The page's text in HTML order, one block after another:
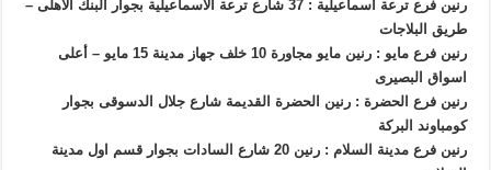
رنين فرع ترعة اسماعيلية : 37 شارع ترعة الاسماعيلية بجوار البنك الاهلى –
طريق البلاجات
رنين فرع مايو : رنين مايو مجاورة 10 خلف جهاز مدينة 15 مايو – أعلى
اسواق البصيرى
رنين فرع الحضرة : رنين الحضرة القديمة شارع جلال الدسوقى بجوار
كومباوند البركة
رنين فرع مدينة السلام : رنين 20 شارع السادات بجوار قسم اول مدينة